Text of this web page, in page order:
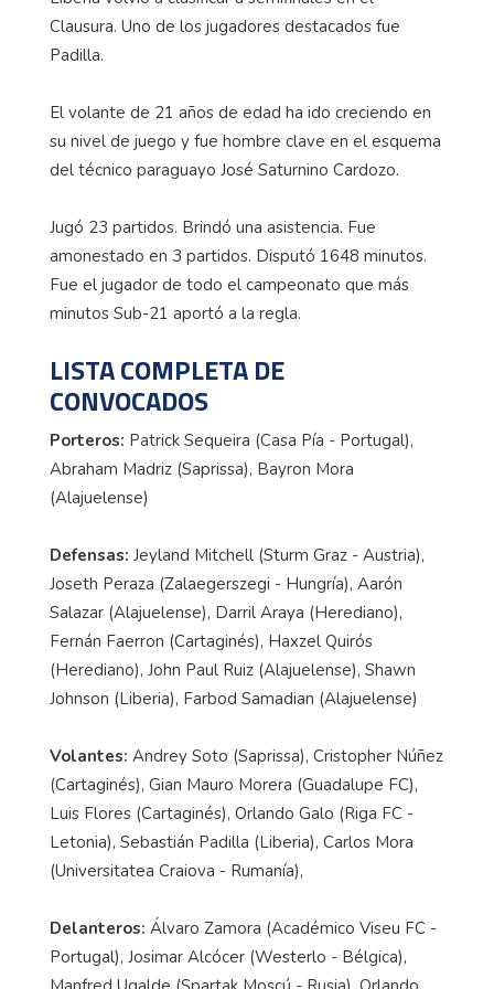
Clausura. Uno de los jugadores destacados fue
Padilla.
El volante de 21 años de edad ha ido creciendo en
su nivel de juego y fue hombre clave en el esquema
del técnico paraguayo José Saturnino Cardozo.
Jugó 23 partidos. Brindó una asistencia. Fue
amonestado en 3 partidos. Disputó 1648 minutos.
Fue el jugador de todo el campeonato que más
minutos Sub-21 aportó a la regla.
LISTA COMPLETA DE
CONVOCADOS
Porteros: Patrick Sequeira (Casa Pía - Portugal),
Abraham Madriz (Saprissa), Bayron Mora
(Alajuelense)
Defensas: Jeyland Mitchell (Sturm Graz - Austria),
Joseth Peraza (Zalaegerszegi - Hungría), Aarón
Salazar (Alajuelense), Darril Araya (Herediano),
Fernán Faerron (Cartaginés), Haxzel Quirós
(Herediano), John Paul Ruiz (Alajuelense), Shawn
Johnson (Liberia), Farbod Samadian (Alajuelense)
Volantes: Andrey Soto (Saprissa), Cristopher Núñez
(Cartaginés), Gian Mauro Morera (Guadalupe FC),
Luis Flores (Cartaginés), Orlando Galo (Riga FC -
Letonia), Sebastián Padilla (Liberia), Carlos Mora
(Universitatea Craiova - Rumanía),
Delanteros: Álvaro Zamora (Académico Viseu FC -
Portugal), Josimar Alcócer (Westerlo - Bélgica),